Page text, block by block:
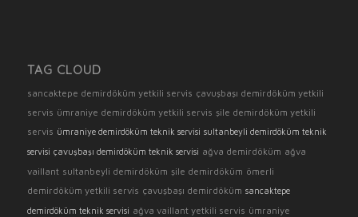
TAG CLOUD
sancaktepe demirdöküm yetkili servis çavuşbaşı demirdöküm yetkili
servis ümraniye demirdöküm yetkili servis şile demirdöküm yetkili
servis ümraniye demirdöküm teknik servisi sultanbeyli demirdöküm teknik
servisi çavuşbaşı demirdöküm teknik servisi ağva demirdöküm ağva
vaillant sultanbeyli demirdöküm şile demirdöküm ömerli
demirdöküm yetkili servis çavuşbaşı demirdöküm sancaktepe
demirdöküm teknik servisi ağva vaillant yetkili servis ümraniye